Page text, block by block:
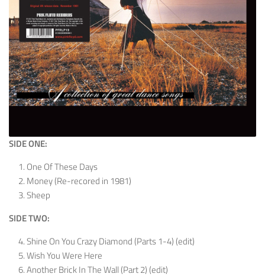
SIDE ONE:
One Of These Days
Money (Re-recored in 1981)
Sheep
SIDE TWO:
Shine On You Crazy Diamond (Parts 1-4) (edit)
Wish You Were Here
Another Brick In The Wall (Part 2) (edit)